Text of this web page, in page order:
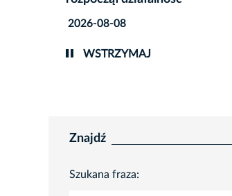
2026-08-07
WSTRZYMAJ
Znajdź
Szukana fraza: